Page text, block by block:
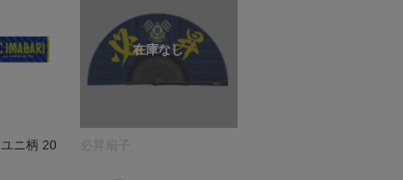
ニ柄 20 必昇扇子